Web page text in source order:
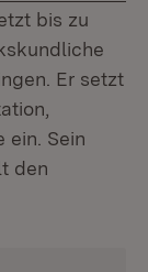
bis zu
Er setzt
ein. Sein
den